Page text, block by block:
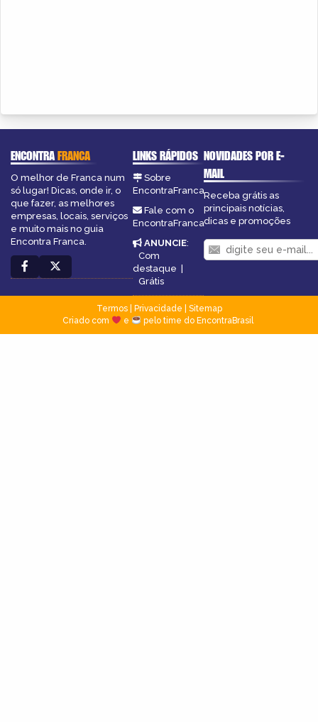
ENCONTRAFRANCA
O melhor de Franca num
só lugar! Dicas, onde ir, o
que fazer, as melhores
empresas, locais, serviços
e muito mais no guia
Encontra Franca.
LINKS RÁPIDOS
Sobre
EncontraFranca
Fale com o
EncontraFranca
ANUNCIE:
Com
destaque |
Grátis
NOVIDADES POR E-
MAIL
Receba grátis as
principais notícias,
dicas e promoções
Termos| Privacidade
Sitemap
Criado com
e pelo time do EncontraBrasil